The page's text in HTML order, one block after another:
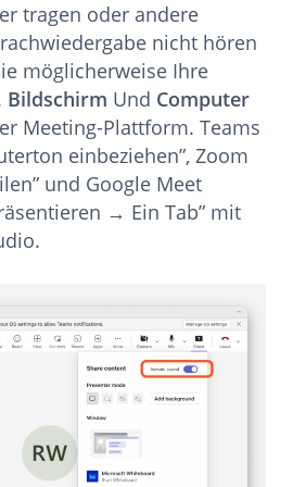
tragen oder andere
nicht hören
möglicherweise Ihre
Bildschirm Und Computer
Meeting-Plattform. Teams
einbeziehen”, Zoom
und Google Meet
→ Ein Tab” mit